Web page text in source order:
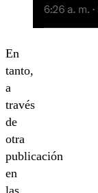
En
tanto,
a
través
de
otra
publicación
en